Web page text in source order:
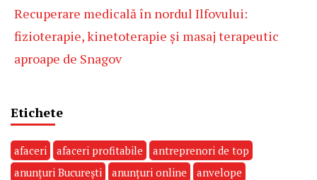
Recuperare medicală în nordul Ilfovului:
fizioterapie, kinetoterapie și masaj terapeutic
aproape de Snagov
Etichete
afaceri afaceri profitabile
antreprenori de top
anunțuri București
anunțuri online
anvelope